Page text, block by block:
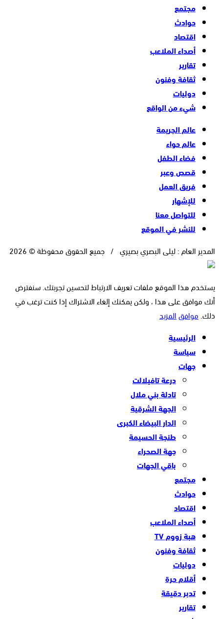
مجتمع
حوادث
اقتصاد
أصداء الملاعب
تقارير
ثقافة وفنون
دوليات
شيء من الواقع
عالم الجريمة
عالم حواء
فضاء الطفل
قصص وعبر
فريق العمل
للإشهار
للتواصل معنا
للنشر في الموقع
المدير العام : ليلى البصري بصيري / جميع الحقوق محفوظة © 2026
يستخدم هذا الموقع ملفات تعريف الارتباط لتحسين تجربتك. سنفترض
أنك موافق على هذا ، ولكن يمكنك إلغاء الاشتراك إذا كنت ترغب في
ذلك. موافقالمزيد
الرئيسية
سياسة
جهات
درعة تافيلالت
تادلة بني ملال
الجهة الشرقية
الدار البيضاء الكبرى
طنجة الحسيمة
جهة الصحراء
باقي الجهات
مجتمع
حوادث
اقتصاد
أصداء الملاعب
هبة زووم TV
ثقافة وفنون
دوليات
أقلام حرة
تدبر دقيقة
تقارير